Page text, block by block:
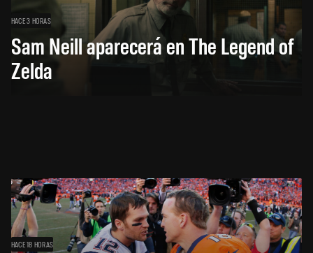
HACE 3 HORAS
Sam Neill aparecerá en The Legend of
Zelda
HACE 18 HORAS